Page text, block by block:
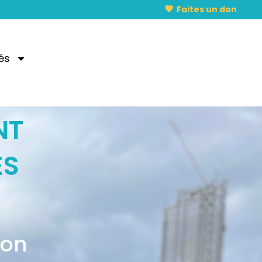
Faites un don